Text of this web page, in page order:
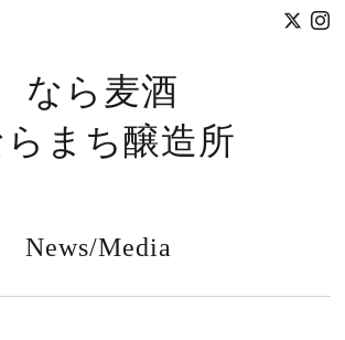
なら麦酒
らまち醸造所
News/Media